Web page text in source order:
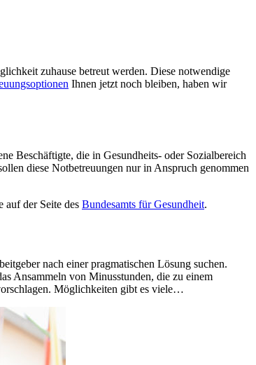
zuhause betreut werden. Diese notwendige
Ihnen jetzt noch bleiben, haben wir
Beschäftigte, die in Gesundheits- oder Sozialbereich
diese Notbetreuungen nur in Anspruch genommen
auf der Seite des Bundesamts für Gesundheit.
nach einer pragmatischen Lösung suchen.
Ansammeln von Minusstunden, die zu einem
Möglichkeiten gibt es viele…